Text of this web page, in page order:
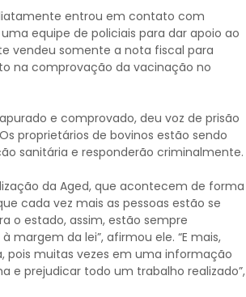
entrou em contato com
equipe de policiais para dar apoio ao
vendeu somente a nota fiscal para
na comprovação da vacinação no
e comprovado, deu voz de prisão
proprietários de bovinos estão sendo
sanitária e responderão criminalmente.
da Aged, que acontecem de forma
cada vez mais as pessoas estão se
o estado, assim, estão sempre
da lei”, afirmou ele. “E mais,
pois muitas vezes em uma informação
e prejudicar todo um trabalho realizado”,